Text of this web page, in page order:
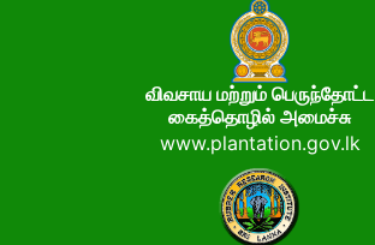
விவசாய மற்றும் பெருந்தோட்ட
கைத்தொழில் அமைச்சு
www.plantation.gov.lk